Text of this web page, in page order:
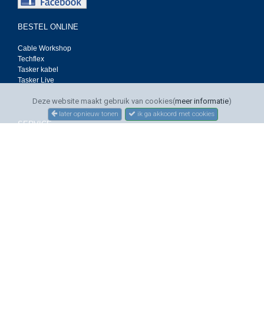
Deze website maakt gebruik van cookies(meer informatie)
later opnieuw tonen ik ga akkoord met cookies
BESTEL ONLINE
Cable Workshop
Techflex
Tasker kabel
Tasker Live
SERVICE